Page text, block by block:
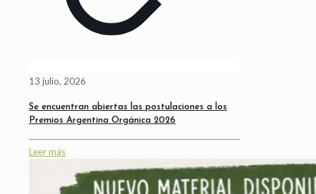
13 julio, 2026
Se encuentran abiertas las postulaciones a los
Premios Argentina Orgánica 2026
Leer más